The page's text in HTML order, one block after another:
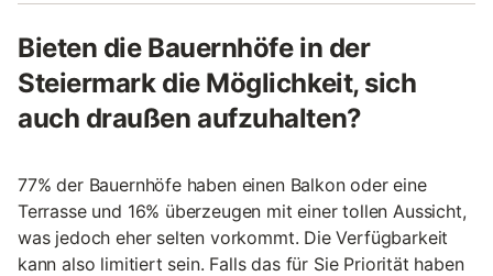
Bieten die Bauernhöfe in der
Steiermark die Möglichkeit, sich
auch draußen aufzuhalten?
77% der Bauernhöfe haben einen Balkon oder eine
Terrasse und 16% überzeugen mit einer tollen Aussicht,
was jedoch eher selten vorkommt. Die Verfügbarkeit
kann also limitiert sein. Falls das für Sie Priorität haben